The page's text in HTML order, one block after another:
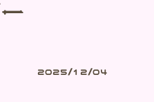
2025/12/04